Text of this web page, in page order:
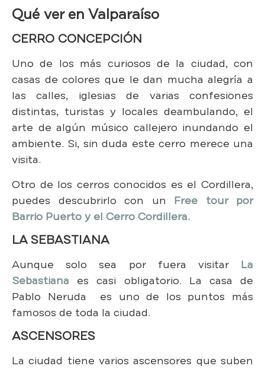
Qué ver en Valparaíso
CERRO CONCEPCIÓN
Uno de los más curiosos de la ciudad, con
casas de colores que le dan mucha alegría a
las calles, iglesias de varias confesiones
distintas, turistas y locales deambulando, el
arte de algún músico callejero inundando el
ambiente. Si, sin duda este cerro merece una
visita.
Otro de los cerros conocidos es el Cordillera,
puedes descubrirlo con un Free tour por
Barrio Puerto y el Cerro Cordillera.
LA SEBASTIANA
Aunque solo sea por fuera visitar La
Sebastiana es casi obligatorio. La casa de
Pablo Neruda es uno de los puntos más
famosos de toda la ciudad.
ASCENSORES
La ciudad tiene varios ascensores que suben